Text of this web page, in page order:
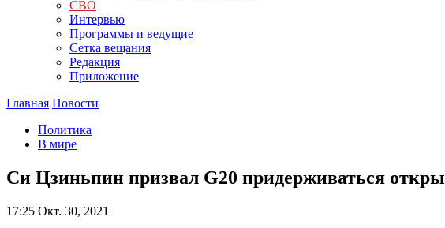
СВО
Интервью
Программы и ведущие
Сетка вещания
Редакция
Приложение
Главная Новости
Политика
В мире
Си Цзиньпин призвал G20 придерживаться
17:25 Окт. 30, 2021